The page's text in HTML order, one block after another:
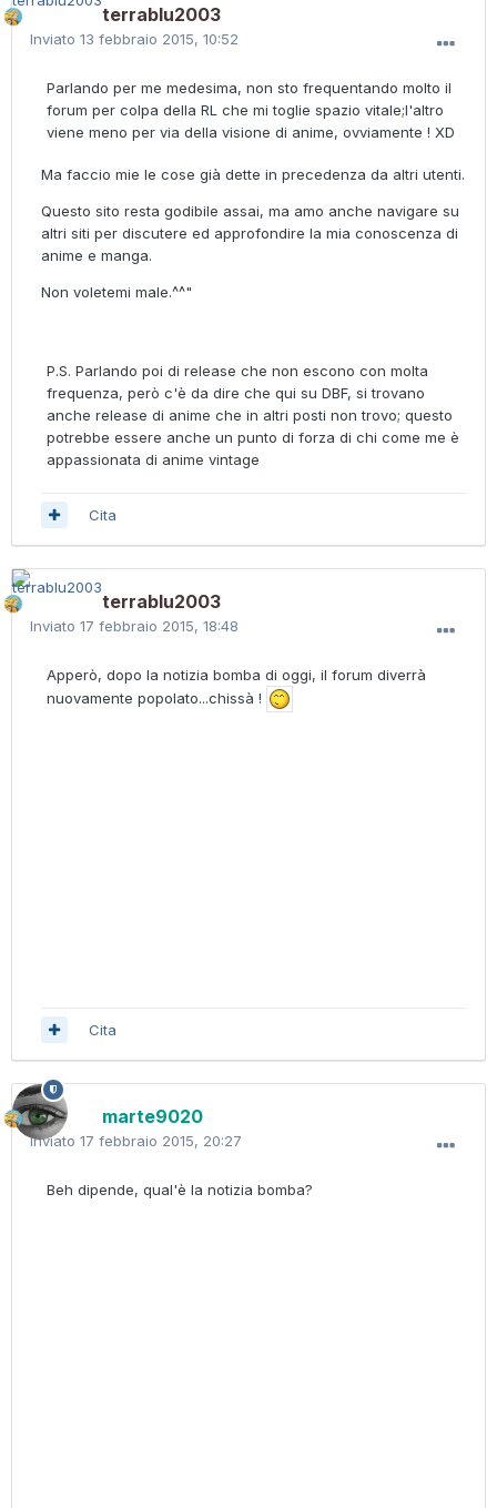
terrablu2003
Inviato 13 febbraio 2015, 10:52
Parlando per me medesima, non sto frequentando molto il
forum per colpa della RL che mi toglie spazio vitale;l'altro
viene meno per via della visione di anime, ovviamente ! XD
Ma faccio mie le cose già dette in precedenza da altri utenti.
Questo sito resta godibile assai, ma amo anche navigare su
altri siti per discutere ed approfondire la mia conoscenza di
anime e manga.
Non voletemi male.^^"
P.S. Parlando poi di release che non escono con molta
frequenza, però c'è da dire che qui su DBF, si trovano
anche release di anime che in altri posti non trovo; questo
potrebbe essere anche un punto di forza di chi come me è
appassionata di anime vintage
Cita
terrablu2003
Inviato 17 febbraio 2015, 18:48
Apperò, dopo la notizia bomba di oggi, il forum diverrà
nuovamente popolato...chissà !
Cita
marte9020
Inviato 17 febbraio 2015, 20:27
Beh dipende, qual'è la notizia bomba?